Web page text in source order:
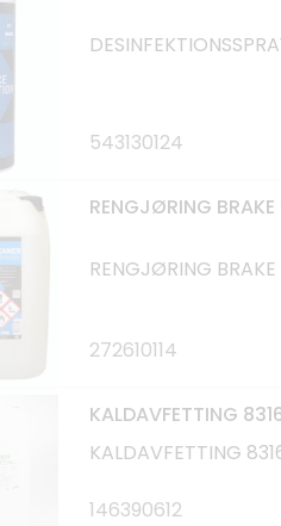
543130124
RENGJØRING
RENGJØRING BRAKE
272610114
KALDAVFETTING
KALDAVFETTING
146390612